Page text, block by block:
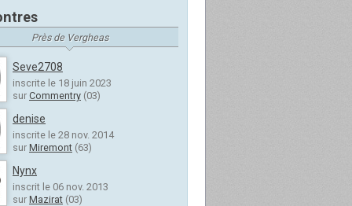
Près de Vergheas
Seve2708
inscrite le 18 juin 2023
sur Commentry (03)
denise
inscrite le 28 nov. 2014
sur Miremont (63)
Nynx
inscrit le 06 nov. 2013
sur Mazirat (03)